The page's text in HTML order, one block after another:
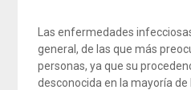
Las enfermedades
general, de las que más
personas, ya que su
desconocida en la mayoría